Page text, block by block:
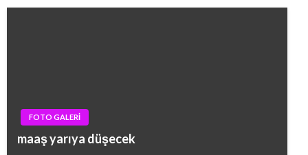
FOTO GALERİ
maaş yarıya düşecek